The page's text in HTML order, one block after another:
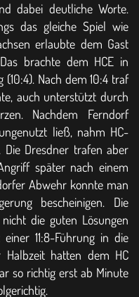
dabei deutliche Worte.
das gleiche Spiel wie
erlaubte dem Gast
brachte dem HCE in
(10:4). Nach dem 10:4 traf
auch unterstützt durch
Nachdem Ferndorf
ließ, nahm HC-
Die Dresdner trafen aber
später nach einem
Abwehr konnte man
bescheinigen. Die
die guten Lösungen
11:8-Führung in die
Halbzeit hatten dem HC
so richtig erst ab Minute